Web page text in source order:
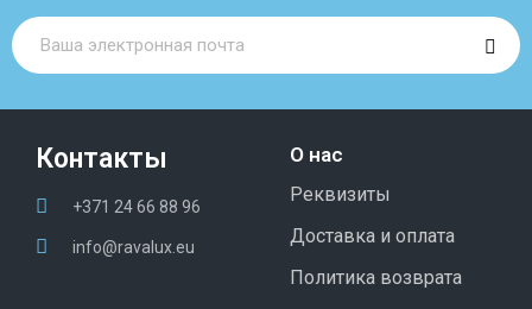
Контакты
+371 24 66 88 96
info@ravalux.eu
О нас
Реквизиты
Доставка и оплата
Политика возврата